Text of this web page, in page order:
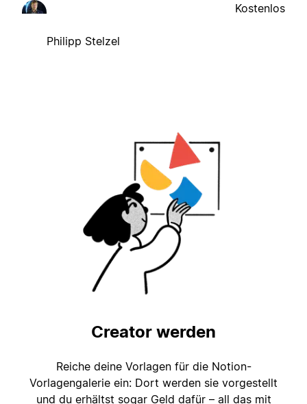
Philipp Stelzel
Kostenlos
Creator werden
Reiche deine Vorlagen für die Notion-
Vorlagengalerie ein: Dort werden sie vorgestellt
und du erhältst sogar Geld dafür – all das mit